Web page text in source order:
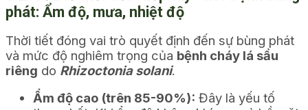
phát: Ẩm độ, mưa, nhiệt độ
Thời tiết đóng vai trò quyết định đến sự bùng phát
và mức độ nghiêm trọng của bệnh cháy lá sầu
riêng do Rhizoctonia solani.
Ẩm độ cao (trên 85-90%): Đây là yếu tố